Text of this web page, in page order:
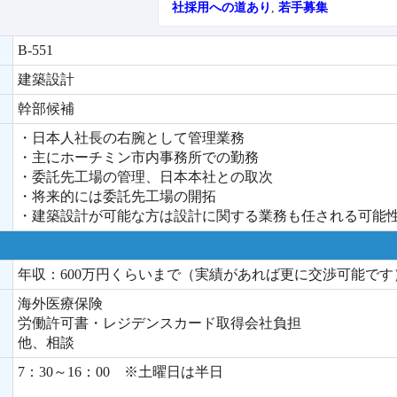
社採用への道あり ,若手募集
B-551
建築設計
幹部候補
・日本人社長の右腕として管理業務
・主にホーチミン市内事務所での勤務
・委託先工場の管理、日本本社との取次
・将来的には委託先工場の開拓
・建築設計が可能な方は設計に関する業務も任される可能
年収：600万円くらいまで（実績があれば更に交渉可能です
海外医療保険
労働許可書・レジデンスカード取得会社負担
他、相談
7：30～16：00 ※土曜日は半日